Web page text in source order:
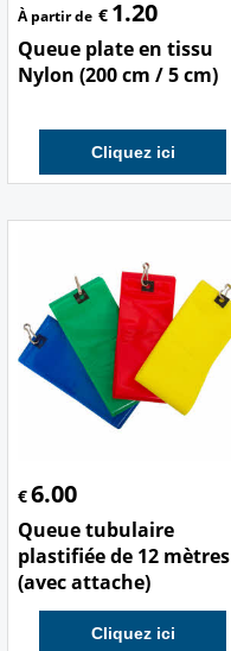
À partir de € 1.20
Queue plate en tissu
Nylon (200 cm / 5 cm)
Cliquez ici
€6.00
Queue tubulaire
plastifiée de 12 mètres
(avec attache)
Cliquez ici